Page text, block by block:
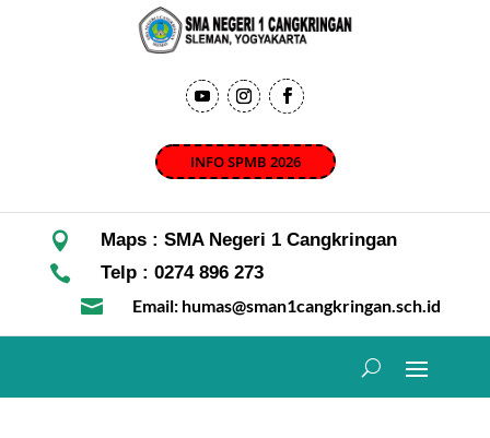
INFO SPMB 2026
 Maps : SMA Negeri 1 Cangkringan
 Telp : 0274 896 273
 Email: humas@sman1cangkringan.sch.id